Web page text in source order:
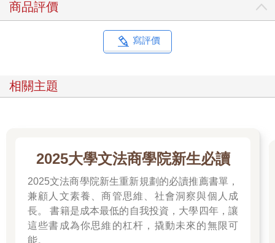
商品評價
寫評價
相關主題
2025大學文法商學院新生必讀
2025文法商學院新生重新規劃的必讀推薦書單，
兼顧人文素養、商管思維、社會洞察與個人成
長。 書籍是成本最低的自我投資，大學四年，讓
這些書成為你思維的杠杆，撬動未來的無限可
能。